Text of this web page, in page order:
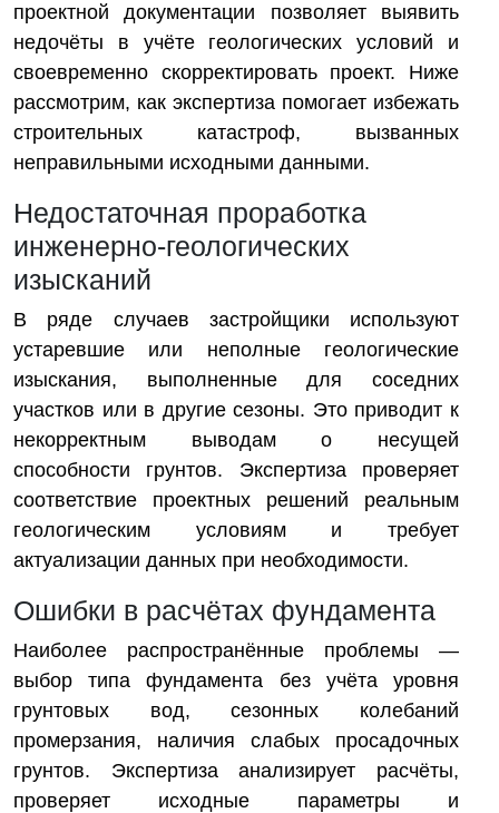
проектной документации позволяет выявить
недочёты в учёте геологических условий и
своевременно скорректировать проект. Ниже
рассмотрим, как экспертиза помогает избежать
строительных катастроф, вызванных
неправильными исходными данными.
Недостаточная проработка
инженерно-геологических
изысканий
В ряде случаев застройщики используют
устаревшие или неполные геологические
изыскания, выполненные для соседних
участков или в другие сезоны. Это приводит к
некорректным выводам о несущей
способности грунтов. Экспертиза проверяет
соответствие проектных решений реальным
геологическим условиям и требует
актуализации данных при необходимости.
Ошибки в расчётах фундамента
Наиболее распространённые проблемы —
выбор типа фундамента без учёта уровня
грунтовых вод, сезонных колебаний
промерзания, наличия слабых просадочных
грунтов. Экспертиза анализирует расчёты,
проверяет исходные параметры и